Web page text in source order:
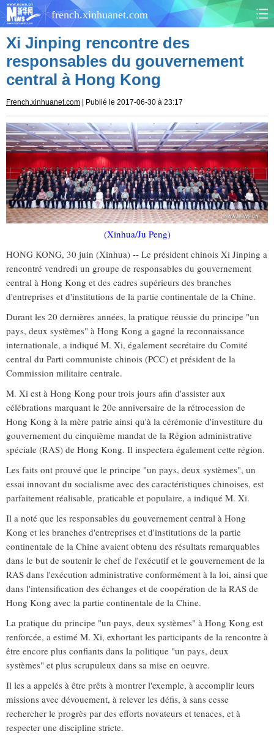
french.xinhuanet.com
CHINE MONDE
AFRIQUE
CULTURE
SANTÉ SPORTS
SCI&TECH PLANÈTE
TOURISME DOCUMENTS
VIDÉOS
Xi Jinping rencontre des
responsables du gouvernement
central à Hong Kong
French.xinhuanet.com | Publié le 2017-06-30 à 23:17
(Xinhua/Ju Peng)
HONG KONG, 30 juin (Xinhua) -- Le président chinois Xi Jinping a
rencontré vendredi un groupe de responsables du gouvernement
central à Hong Kong et des cadres supérieurs des branches
d'entreprises et d'institutions de la partie continentale de la Chine.
Durant les 20 dernières années, la pratique réussie du principe "un
pays, deux systèmes" à Hong Kong a gagné la reconnaissance
internationale, a indiqué M. Xi, également secrétaire du Comité
central du Parti communiste chinois (PCC) et président de la
Commission militaire centrale.
M. Xi est à Hong Kong pour trois jours afin d'assister aux
célébrations marquant le 20e anniversaire de la rétrocession de
Hong Kong à la mère patrie ainsi qu'à la cérémonie d'investiture du
gouvernement du cinquième mandat de la Région administrative
spéciale (RAS) de Hong Kong. Il inspectera également cette région.
Les faits ont prouvé que le principe "un pays, deux systèmes", un
essai innovant du socialisme avec des caractéristiques chinoises, est
parfaitement réalisable, praticable et populaire, a indiqué M. Xi.
Il a noté que les responsables du gouvernement central à Hong
Kong et les branches d'entreprises et d'institutions de la partie
continentale de la Chine avaient obtenu des résultats remarquables
dans le but de soutenir le chef de l'exécutif et le gouvernement de la
RAS dans l'exécution administrative conformément à la loi, ainsi que
dans l'intensification des échanges et de coopération de la RAS de
Hong Kong avec la partie continentale de la Chine.
La pratique du principe "un pays, deux systèmes" à Hong Kong est
renforcée, a estimé M. Xi, exhortant les participants de la rencontre à
être encore plus confiants dans la politique "un pays, deux
systèmes" et plus scrupuleux dans sa mise en oeuvre.
Il les a appelés à être prêts à montrer l'exemple, à accomplir leurs
missions avec dévouement, à relever les défis, à sans cesse
rechercher le progrès par des efforts novateurs et tenaces, et à
respecter une discipline stricte.